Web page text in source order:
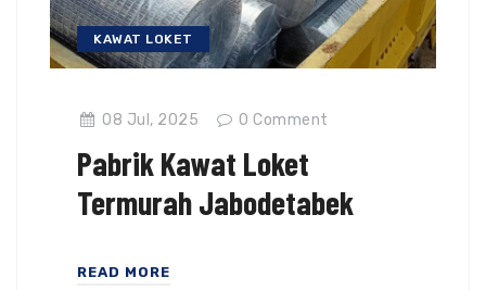
KAWAT LOKET
08 Jul, 2025 0 Comment
Pabrik Kawat Loket
Termurah Jabodetabek
READ MORE